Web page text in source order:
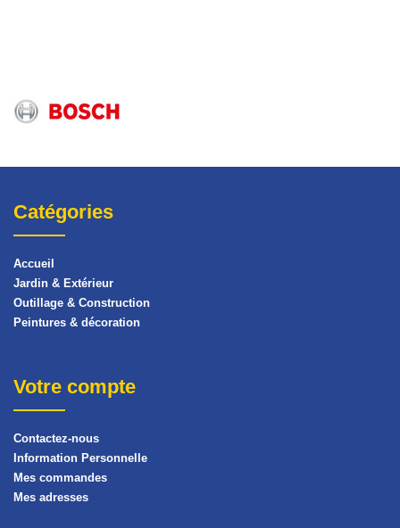
Catégories
Accueil
Jardin & Extérieur
Outillage & Construction
Peintures & décoration
Votre compte
Contactez-nous
Information Personnelle
Mes commandes
Mes adresses